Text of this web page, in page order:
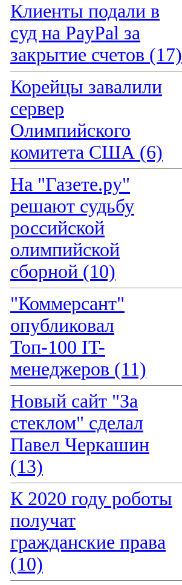
Клиенты подали в
суд на PayPal за
закрытие счетов (17)
Корейцы завалили
сервер
Олимпийского
комитета США (6)
На "Газете.ру"
решают судьбу
российской
олимпийской
сборной (10)
"Коммерсант"
опубликовал
Топ-100 IT-
менеджеров (11)
Новый сайт "За
стеклом" сделал
Павел Черкашин
(13)
К 2020 году роботы
получат
гражданские права
(10)